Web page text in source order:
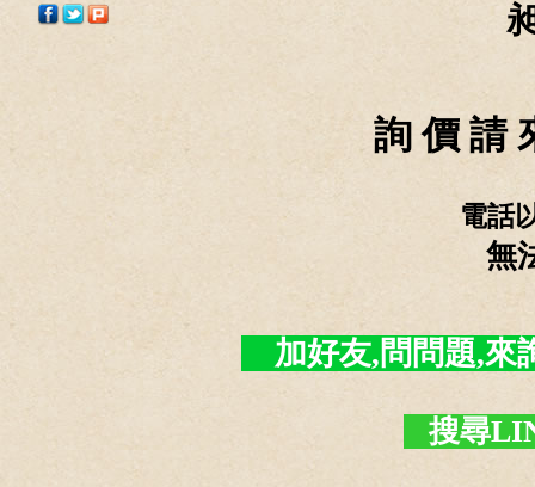
詢 價 請
電話
無
加好友,問問題,來
搜尋